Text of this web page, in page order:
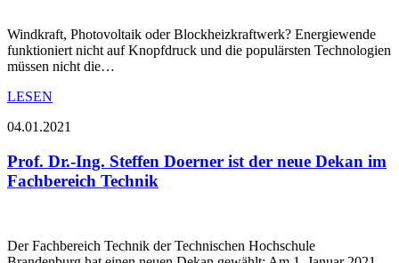
Windkraft, Photovoltaik oder Blockheizkraftwerk? Energiewende
funktioniert nicht auf Knopfdruck und die populärsten Technologien
müssen nicht die…
LESEN
04.01.2021
Prof. Dr.-Ing. Steffen Doerner ist der neue Dekan im
Fachbereich Technik
Der Fachbereich Technik der Technischen Hochschule